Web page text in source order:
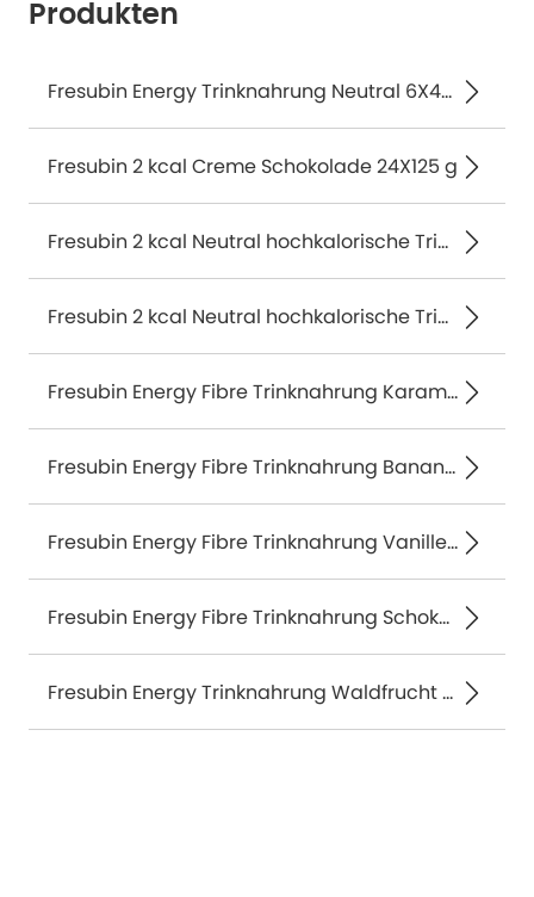
Produkten
Fresubin Energy Trinknahrung Neutral 6X4X200 ml
Fresubin 2 kcal Creme Schokolade 24X125 g
Fresubin 2 kcal Neutral hochkalorische Trinknahrung 4X200 ml
Fresubin 2 kcal Neutral hochkalorische Trinknahrung 24X200 ml
Fresubin Energy Fibre Trinknahrung Karamell 6X4X200 ml
Fresubin Energy Fibre Trinknahrung Banane 6X4X200 ml
Fresubin Energy Fibre Trinknahrung Vanille 6X4X200 ml
Fresubin Energy Fibre Trinknahrung Schokolade 6X4X200 ml
Fresubin Energy Trinknahrung Waldfrucht 6X4X200 ml